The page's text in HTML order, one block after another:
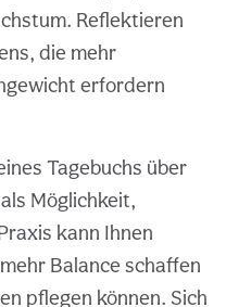
Reflektieren
die mehr
erfordern
Tagebuchs über
Möglichkeit,
kann Ihnen
Balance schaffen
pflegen können. Sich